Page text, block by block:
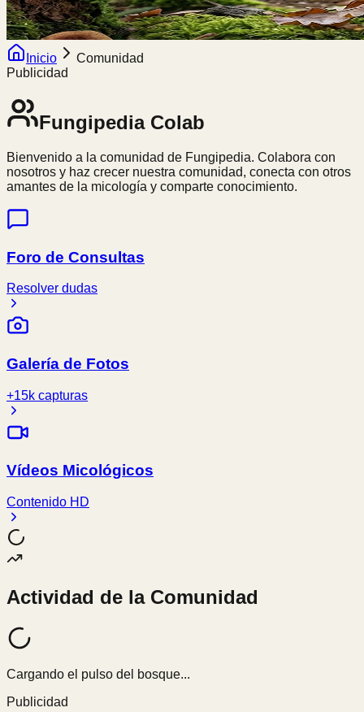
Inicio
Comunidad
Publicidad
FungipediaColab
Bienvenido a la comunidad de Fungipedia. Colabora con
nosotros y haz crecer nuestra comunidad, conecta con otros
amantes de la micología y comparte conocimiento.
Foro de Consultas
Resolver dudas
Galería de Fotos
+15k capturas
Vídeos Micológicos
Contenido HD
Actividad de la Comunidad
Cargando el pulso del bosque...
Publicidad